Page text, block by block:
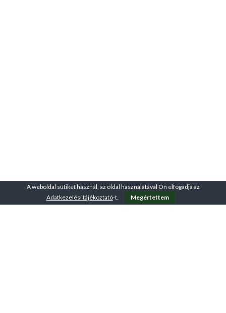
A weboldal sütiket használ, az oldal használatával Ön elfogadja az
Adatkezelési tájékoztató-t. Megértettem